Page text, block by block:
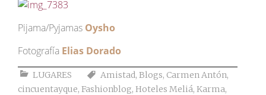
Pijama/Pyjamas Oysho
Fotografía Elias Dorado
LUGARES Amistad, Blogs, Carmen Antón,
cincuentayque, Fashionblog, Hoteles Meliá, Karma,